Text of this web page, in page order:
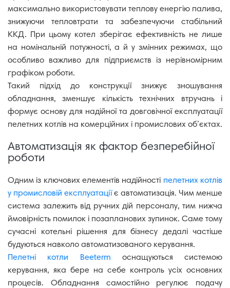
максимально використовувати теплову енергію палива,
знижуючи тепловтрати та забезпечуючи стабільний
ККД. При цьому котел зберігає ефективність не лише
на номінальній потужності, а й у змінних режимах, що
особливо важливо для підприємств із нерівномірним
графіком роботи.
Такий підхід до конструкції знижує зношування
обладнання, зменшує кількість технічних втручань і
формує основу для надійної та довговічної експлуатації
пелетних котлів на комерційних і промислових об’єктах.
Автоматизація як фактор безперебійної
роботи
Одним із ключових елементів надійності пелетних котлів
у промисловій експлуатаціїє автоматизація. Чим менше
система залежить від ручних дій персоналу, тим нижча
ймовірність помилок і позапланових зупинок. Саме тому
сучасні котельні рішення для бізнесу дедалі частіше
будуються навколо автоматизованого керування.
Пелетні котли Beeterm оснащуються системою
керування, яка бере на себе контроль усіх основних
процесів. Обладнання самостійно регулює подачу